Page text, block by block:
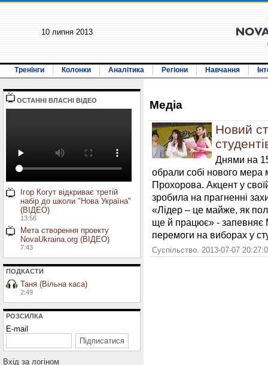
10 липня 2013
Тренінги Колонки Аналітика Регіони Навчання
ОСТАННI ВЛАСНI ВIДЕО
Ігор Когут відкриває третій
набір до школи "Нова Україна"
(ВІДЕО)
13:56
Мета створення проекту
NovaUkraina.org (ВІДЕО)
7:43
ПОДКАСТИ
Таня (Вільна каса)
2:49
РОЗСИЛКА
E-mail
Вхiд за логiном
Медiа
Новий
Днями на
обрали собі нового мера
Прохорова. Акцент у
зробила на прагненні
«Лідер – це майже, як
ще й працює» - запевняє
перемоги на виборах у
Суспільство. 2013-07-07